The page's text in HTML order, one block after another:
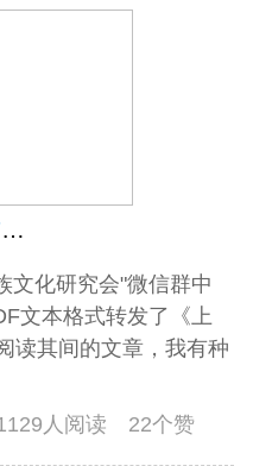
我在《上海散文》上首次发文的故事
文化研究会"微信群中
文本格式转发了《上
读其间的文章，我有种
人阅读 22个赞